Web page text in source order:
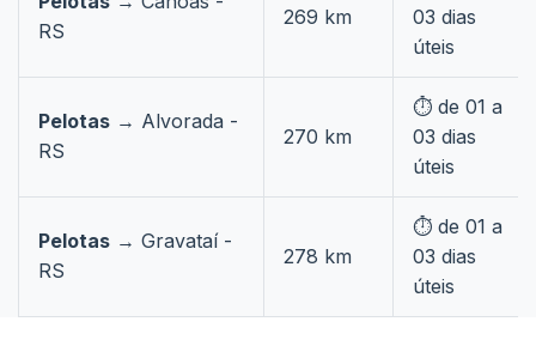
RS
269 km
03 dias
úteis
Pelotas → Alvorada -
RS
270 km
⏱️ de 01 a
03 dias
úteis
Pelotas → Gravataí -
RS
278 km
⏱️ de 01 a
03 dias
úteis